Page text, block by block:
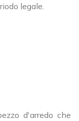
legale.
d'arredo che